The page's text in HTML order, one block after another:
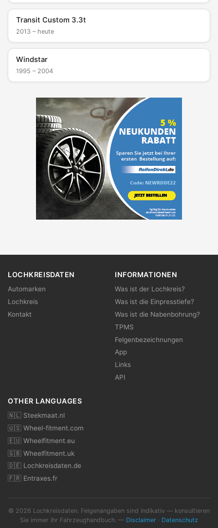
Transit Custom 3.3t
2013 – heute
Windstar
1995 – 2004
LOCHKREISDATEN
Automarken
Lochkreis
Kontakt
INFORMATIONEN
Was ist der Lochkreis?
Was ist die Einpresstiefe?
Was ist die Nabenbohrung?
TPMS
Felgenbezeichnungen
App
Links
API
OTHER LANGUAGES
🇳🇱 Steekmaat.nl
🇺🇸 Wheel-fitment.com
🇪🇺 Wheelfitment.eu
🇬🇧 Wheelfitment.uk
🇩🇪 Lochkreisdaten.de
🇫🇷 Entraxes.fr
© 2026 Lochkreisdaten. Felgenangaben sind indikativ — konsultieren
Sie immer Ihr Fahrzeughandbuch. — Disclaimer · Datenschutz